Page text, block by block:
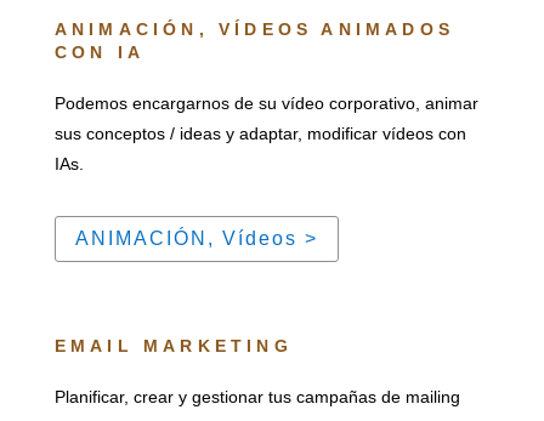
ANIMACIÓN, VÍDEOS ANIMADOS
CON IA
Podemos encargarnos de su vídeo corporativo, animar
sus conceptos / ideas y adaptar, modificar vídeos con
IAs.
ANIMACIÓN, Vídeos >
EMAIL MARKETING
Planificar, crear y gestionar tus campañas de mailing